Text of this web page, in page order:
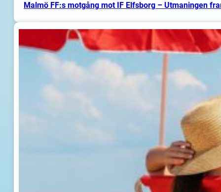
Malmö FF:s motgång mot IF Elfsborg – Utmaningen